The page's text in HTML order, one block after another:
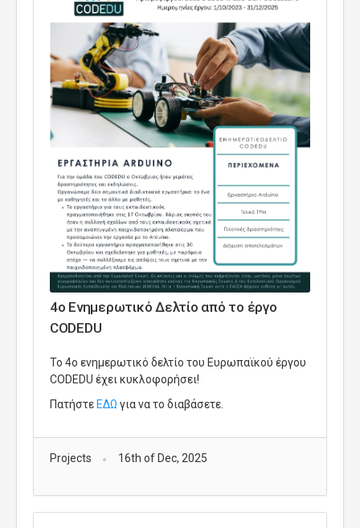
4ο Ενημερωτικό Δελτίο από το έργο
CODEDU
Το 4ο ενημερωτικό δελτίο του Ευρωπαϊκού έργου
CODEDU έχει κυκλοφορήσει!
Πατήστε ΕΔΩ για να το διαβάσετε.
Projects 16th of Dec, 2025